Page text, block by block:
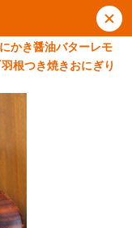
かき醤油バターレモ
根つき焼きおにぎり